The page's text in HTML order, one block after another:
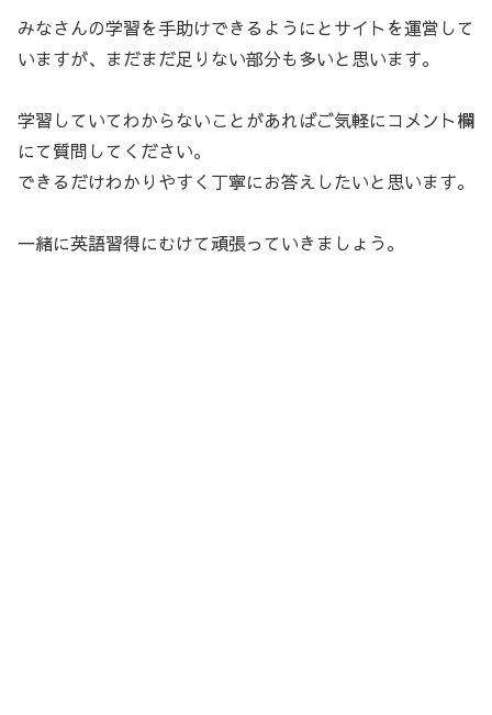
みなさんの学習を手助けできるようにとサイトを運営して
いますが、まだまだ足りない部分も多いと思います。
学習していてわからないことがあればご気軽にコメント欄
にて質問してください。
できるだけわかりやすく丁寧にお答えしたいと思います。
一緒に英語習得にむけて頑張っていきましょう。